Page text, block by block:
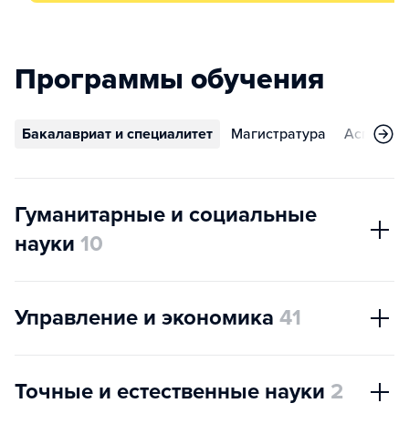
Программы обучения
Бакалавриат и специалитет Магистратура
Гуманитарные и социальные
науки 10
Управление и экономика 41
Точные и естественные науки 2